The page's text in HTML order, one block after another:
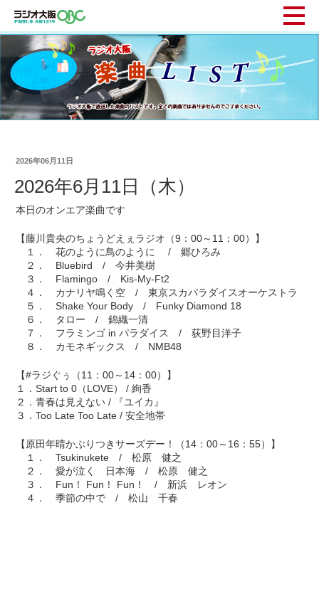
2026年06月11日
2026年6月11日（木）
本日のオンエア楽曲です
【藤川貴央のちょうどえぇラジオ（9：00～11：00）】
１． 花のように鳥のように / 郷ひろみ
２． Bluebird / 今井美樹
３． Flamingo / Kis-My-Ft2
４． カナリヤ鳴く空 / 東京スカパラダイスオーケストラ
５． Shake Your Body / Funky Diamond 18
６． タロー / 錦織一清
７． フラミンゴ in パラダイス / 荻野目洋子
８． カモネギックス / NMB48
【#ラジぐぅ（11：00～14：00）】
１．Start to 0（LOVE） / 絢香
２．青春は見えない / 『ユイカ』
３．Too Late Too Late / 安全地帯
【原田年晴かぶりつきサーズデー！（14：00～16：55）】
１． Tsukinukete / 松原 健之
２． 愛が泣く 日本海 / 松原 健之
３． Fun！ Fun！ Fun！ / 新浜 レオン
４． 季節の中で / 松山 千春